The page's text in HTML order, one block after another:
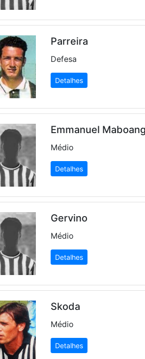
Parreira
Defesa
Detalhes
Emmanuel Maboang
Médio
Detalhes
Gervino
Médio
Detalhes
Skoda
Médio
Detalhes